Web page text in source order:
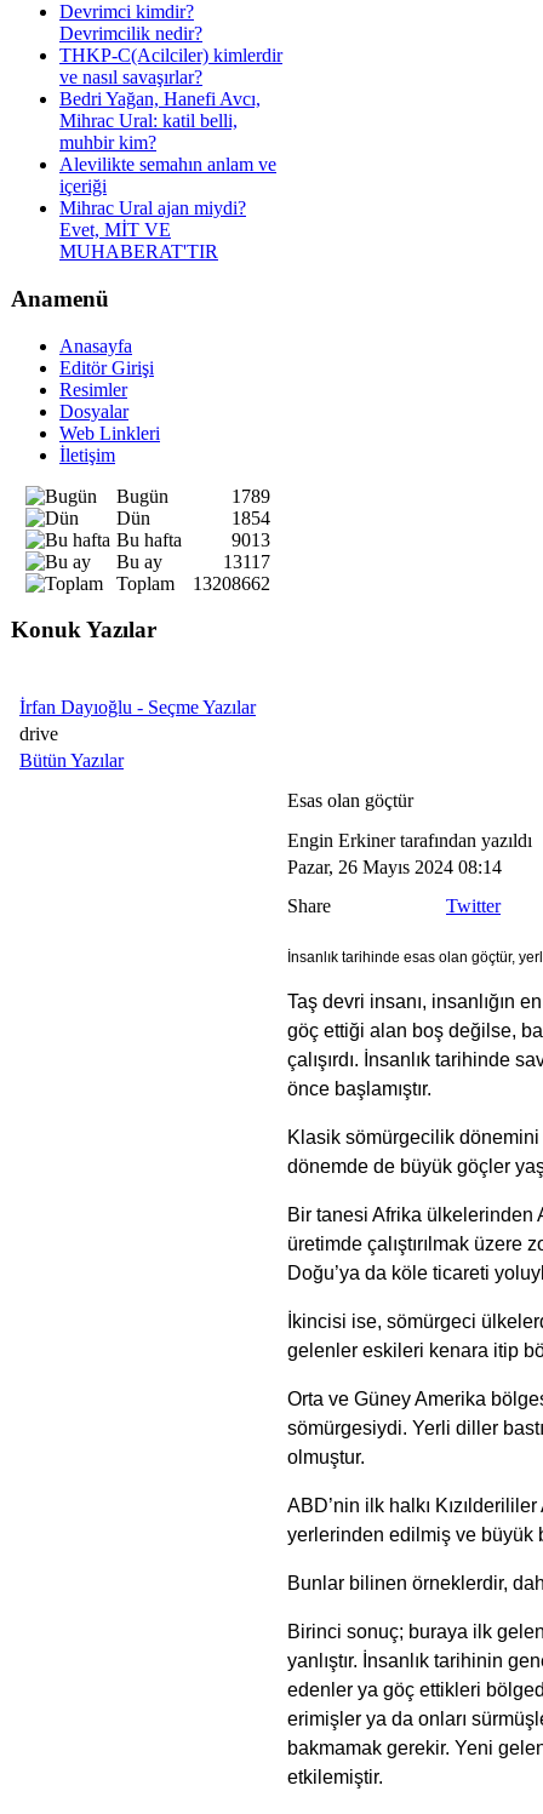
Devrimci kimdir?
Devrimcilik nedir?
THKP-C(Acilciler) kimlerdir
ve nasıl savaşırlar?
Bedri Yağan, Hanefi Avcı,
Mihrac Ural: katil belli,
muhbir kim?
Alevilikte semahın anlam ve
içeriği
Mihrac Ural ajan miydi?
Evet, MİT VE
MUHABERAT'TIR
Anamenü
Anasayfa
Editör Girişi
Resimler
Dosyalar
Web Linkleri
İletişim
Bugün
1789
Dün
1854
Bu hafta
9013
Bu ay
13117
Toplam
13208662
Konuk Yazılar
İrfan Dayıoğlu - Seçme Yazılar
drive
Bütün Yazılar
Esas olan göçtür
Engin Erkiner tarafından yazıldı
Pazar, 26 Mayıs 2024 08:14
Share
Twitter
İnsanlık tarihinde esas olan göçtür,
Taş devri insanı, insanlığın
göç ettiği alan boş değilse,
çalışırdı. İnsanlık tarihinde
önce başlamıştır.
Klasik sömürgecilik
dönemde de büyük göçler
Bir tanesi Afrika ülkelerinden
üretimde çalıştırılmak üzere
Doğu’ya da köle ticareti
İkincisi ise, sömürgeci
gelenler eskileri kenara itip
Orta ve Güney Amerika
sömürgesiydi. Yerli diller
olmuştur.
ABD’nin ilk halkı
yerlerinden edilmiş ve büyük
Bunlar bilinen örneklerdir,
Birinci sonuç; buraya ilk
yanlıştır. İnsanlık tarihinin
edenler ya göç ettikleri
erimişler ya da onları
bakmamak gerekir. Yeni
etkilemiştir.